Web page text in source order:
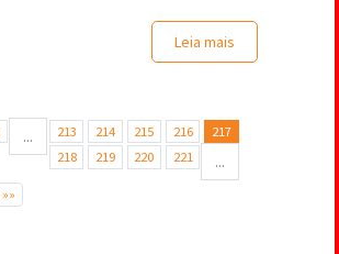
Leia mais
... 213 214 215 216
217
218
219 220 221 ...
»»